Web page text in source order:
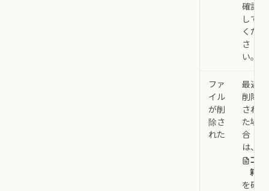
確認
して
くだ
さ
い。
ファ
イル
が削
除さ
れた
最近
削除
され
た場
合
は、
ゴミ
箱
を確